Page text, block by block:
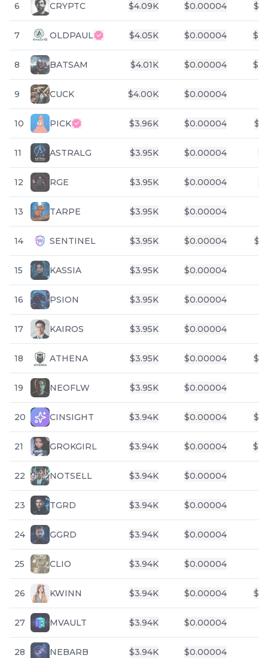
6 CRYPTC $4.09K $0.00004 $
7 OLDPAUL $4.05K $0.00004 $
8 BATSAM $4.01K $0.00004 $
9 CUCK $4.00K $0.00004
10 PICK $3.96K $0.00004 $
11 ASTRALG $3.95K $0.00004 $
12 RGE $3.95K $0.00004 $
13 TARPE $3.95K $0.00004
14 SENTINEL $3.95K $0.00004 $
15 KASSIA $3.95K $0.00004
16 PSION $3.95K $0.00004
17 KAIROS $3.95K $0.00004
18 ATHENA $3.95K $0.00004 $
19 NEOFLW $3.95K $0.00004
20 CINSIGHT $3.94K $0.00004 $
21 GROKGIRL $3.94K $0.00004 $
22 NOTSELL $3.94K $0.00004
23 TGRD $3.94K $0.00004
24 GGRD $3.94K $0.00004
25 CLIO $3.94K $0.00004
26 KWINN $3.94K $0.00004 $
27 MVAULT $3.94K $0.00004
28 NEBARB $3.94K $0.00004